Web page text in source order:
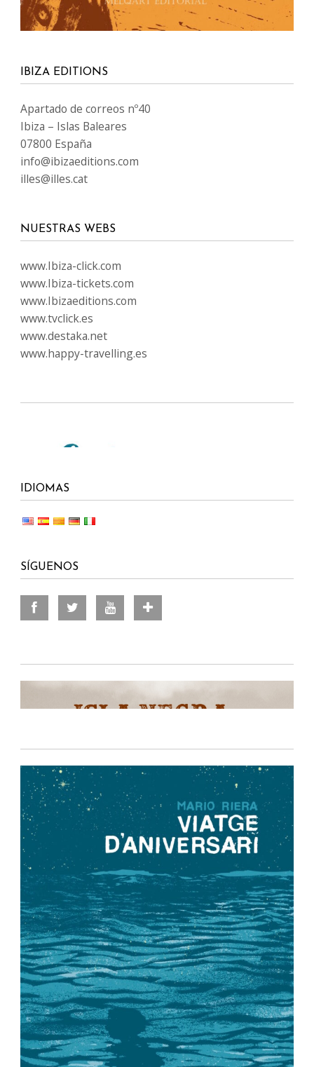
IBIZA EDITIONS
Apartado de correos nº40
Ibiza – Islas Baleares
07800 España
info@ibizaeditions.com
illes@illes.cat
NUESTRAS WEBS
www.Ibiza-click.com
www.Ibiza-tickets.com
www.Ibizaeditions.com
www.tvclick.es
www.destaka.net
www.happy-travelling.es
IDIOMAS
SÍGUENOS